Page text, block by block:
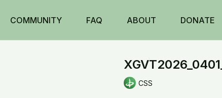
COMMUNITY FAQ ABOUT DONATE
CSS